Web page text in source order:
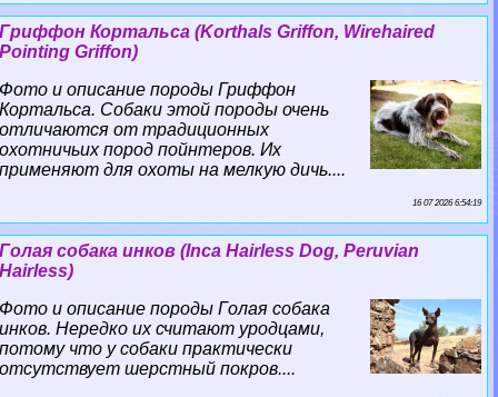
Гриффон Кортальса (Korthals Griffon, Wirehaired
Pointing Griffon)
Фото и описание породы Гриффон
Кортальса. Собаки этой породы очень
отличаются от традиционных
охотничьих пород пойнтеров. Их
применяют для охоты на мелкую дичь....
16 07 2026 6:54:19
Гoлая собака инков (Inca Hairless Dog, Peruvian
Hairless)
Фото и описание породы Гoлая собака
инков. Нередко их считают уpoдцами,
потому что у собаки пpaктически
отсутствует шерстный покров....